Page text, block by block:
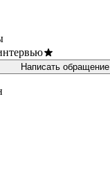
Написать обращение